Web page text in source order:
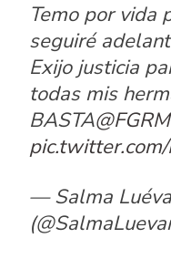
Temo por vida
seguiré
Exijo justicia
todas mis
BASTA
— Salma